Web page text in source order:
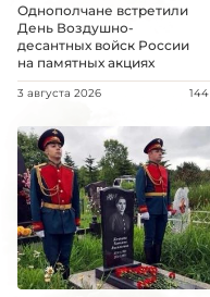
Однополчане встретили
День Воздушно-
десантных войск России
на памятных акциях
3 августа 2026 144